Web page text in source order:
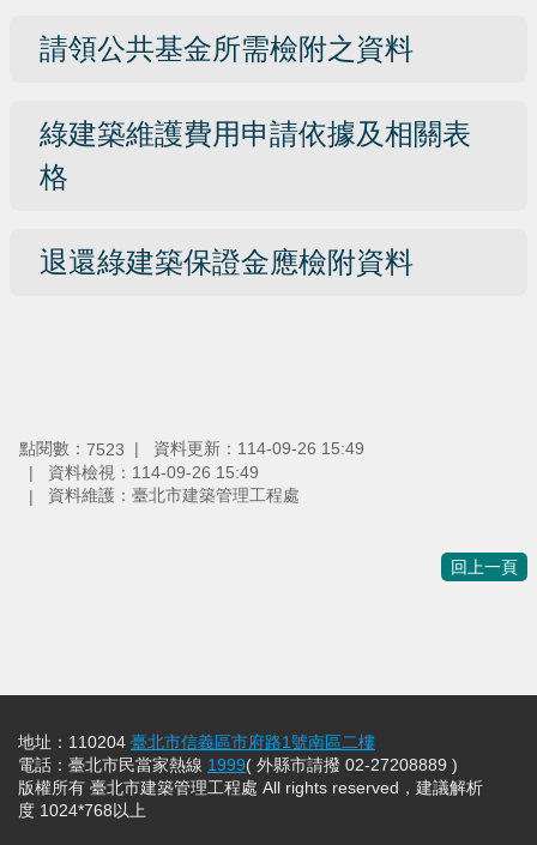
請領公共基金所需檢附之資料
綠建築維護費用申請依據及相關表
格
退還綠建築保證金應檢附資料
點閱數： 7523 資料更新： 114-09-26 15:49
資料檢視： 114-09-26 15:49
資料維護： 臺北市建築管理工程處
回上一頁
地址：110204 臺北市信義區市府路1號南區二樓
電話：臺北市民當家熱線 1999( 外縣市請撥 02-27208889 )
版權所有 臺北市建築管理工程處 All rights reserved，建議解析
度 1024*768以上